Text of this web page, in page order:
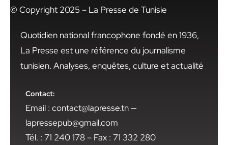
© Copyright 2025 – La Presse de Tunisie
Quotidien national francophone fondé en 1936,
La Presse est une référence du journalisme
tunisien. Analyses, enquêtes, culture et actualité
Contact:
Email : contact@lapresse.tn —
lapressepub@gmail.com
Tél. : 71 240 178 – Fax : 71 332 280